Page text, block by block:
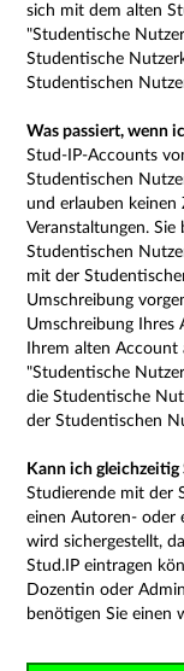
sich mit dem alten
"Studentische
Studentische
Studentischen
Was passiert, wenn
Stud-IP-Accounts
Studentischen
und erlauben keinen
Veranstaltungen.
Studentischen
mit der
Umschreibung
Umschreibung Ihres
Ihrem alten
"Studentische
die Studentische
der Studentischen
Kann ich
Studierende mit der
einen Autoren- oder
wird sichergestellt,
Stud.IP eintragen
Dozentin oder
benötigen Sie einen